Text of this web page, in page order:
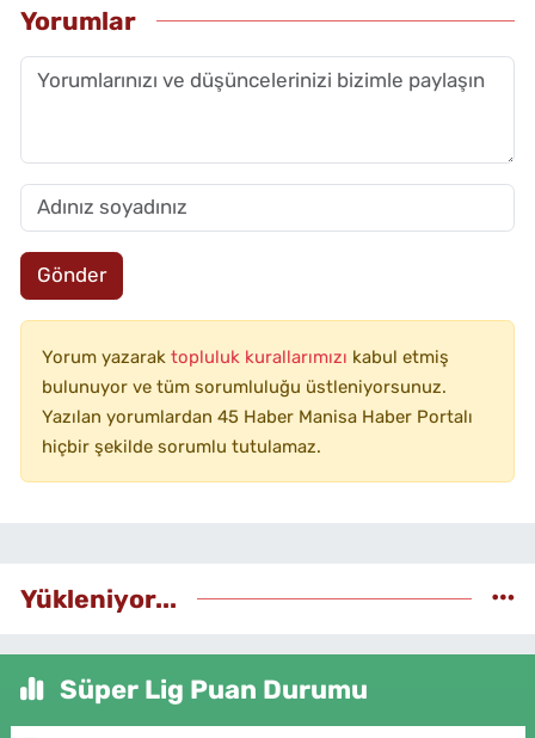
Yorumlar
Gönder
Yorum yazarak topluluk kurallarımızı kabul etmiş
bulunuyor ve tüm sorumluluğu üstleniyorsunuz.
Yazılan yorumlardan 45 Haber Manisa Haber Portalı
hiçbir şekilde sorumlu tutulamaz.
Yükleniyor...
Süper Lig Puan Durumu